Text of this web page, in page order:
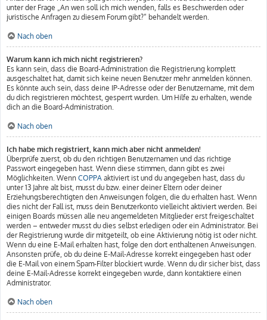
unter der Frage „An wen soll ich mich wenden, falls es Beschwerden oder
juristische Anfragen zu diesem Forum gibt?“ behandelt werden.
Nach oben
Warum kann ich mich nicht registrieren?
Es kann sein, dass die Board-Administration die Registrierung komplett
ausgeschaltet hat, damit sich keine neuen Benutzer mehr anmelden können.
Es könnte auch sein, dass deine IP-Adresse oder der Benutzername, mit dem
du dich registrieren möchtest, gesperrt wurden. Um Hilfe zu erhalten, wende
dich an die Board-Administration.
Nach oben
Ich habe mich registriert, kann mich aber nicht anmelden!
Überprüfe zuerst, ob du den richtigen Benutzernamen und das richtige
Passwort eingegeben hast. Wenn diese stimmen, dann gibt es zwei
Möglichkeiten. Wenn COPPA aktiviert ist und du angegeben hast, dass du
unter 13 Jahre alt bist, musst du bzw. einer deiner Eltern oder deiner
Erziehungsberechtigten den Anweisungen folgen, die du erhalten hast. Wenn
dies nicht der Fall ist, muss dein Benutzerkonto vielleicht aktiviert werden. Bei
einigen Boards müssen alle neu angemeldeten Mitglieder erst freigeschaltet
werden – entweder musst du dies selbst erledigen oder ein Administrator. Bei
der Registrierung wurde dir mitgeteilt, ob eine Aktivierung nötig ist oder nicht.
Wenn du eine E-Mail erhalten hast, folge den dort enthaltenen Anweisungen.
Ansonsten prüfe, ob du deine E-Mail-Adresse korrekt eingegeben hast oder
die E-Mail von einem Spam-Filter blockiert wurde. Wenn du dir sicher bist, dass
deine E-Mail-Adresse korrekt eingegeben wurde, dann kontaktiere einen
Administrator.
Nach oben